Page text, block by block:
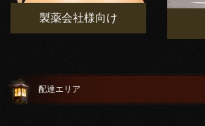
製薬会社様向け
配達エリア